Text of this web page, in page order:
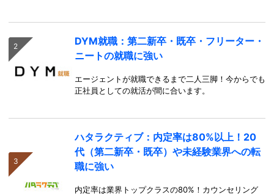
DYM就職：第二新卒・既卒・フリーター・
ニートの就職に強い
エージェントが就職できるまで二人三脚！今からでも
正社員としての就活が間に合います。
ハタラクティブ：内定率は80%以上！20
代（第二新卒・既卒）や未経験業界への転
職に強い
内定率は業界トップクラスの80%！カウンセリング